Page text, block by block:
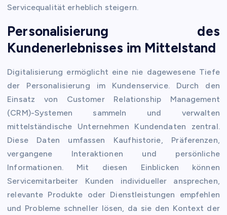
Servicequalität erheblich steigern.
Personalisierung des
Kundenerlebnisses im Mittelstand
Digitalisierung ermöglicht eine nie dagewesene Tiefe
der Personalisierung im Kundenservice. Durch den
Einsatz von Customer Relationship Management
(CRM)-Systemen sammeln und verwalten
mittelständische Unternehmen Kundendaten zentral.
Diese Daten umfassen Kaufhistorie, Präferenzen,
vergangene Interaktionen und persönliche
Informationen. Mit diesen Einblicken können
Servicemitarbeiter Kunden individueller ansprechen,
relevante Produkte oder Dienstleistungen empfehlen
und Probleme schneller lösen, da sie den Kontext der